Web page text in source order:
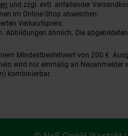
und zzgl. evtl. anfallender
im Online-Shop abweichen.
Verkaufspreis.
ähnlich. Die
Mindestbestellwert von 200 €.
wird nur einmalig an
kombinierbar.